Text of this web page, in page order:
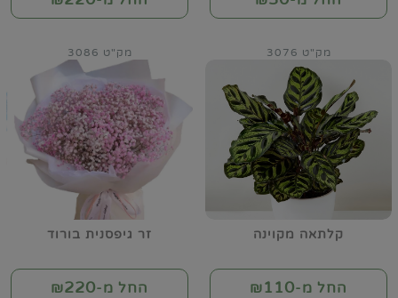
קלתאה מקוינה
מק"ט 3076
החל מ-₪110
זר גיפסנית בורוד
מק"ט 3086
החל מ-₪220